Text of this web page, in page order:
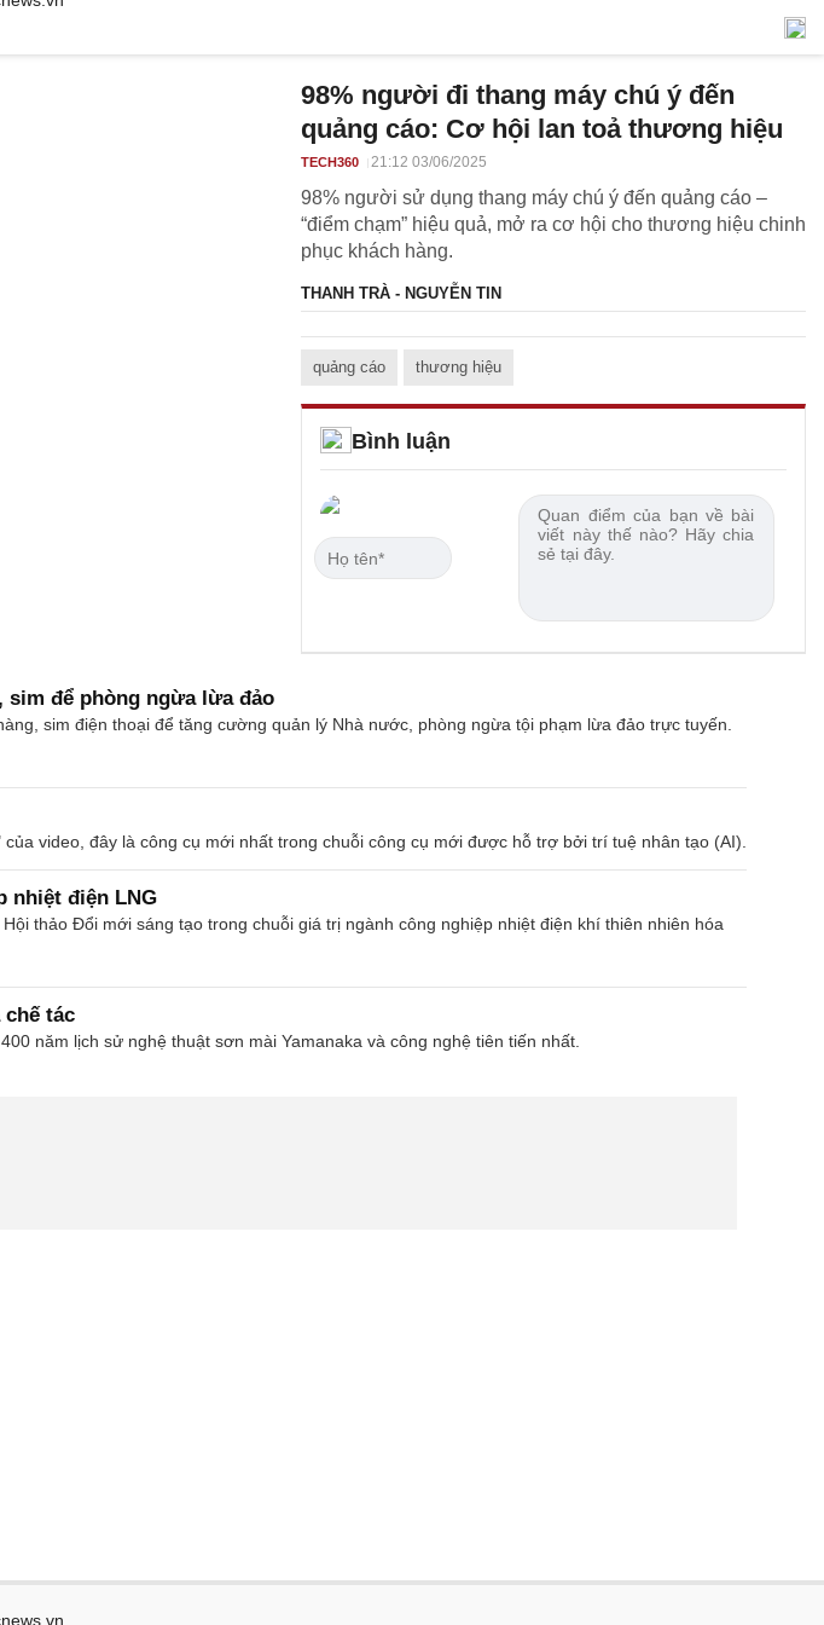
98% người đi thang máy chú ý đến
quảng cáo: Cơ hội lan toả thương hiệu
TECH360 21:12 03/06/2025
98% người sử dụng thang máy chú ý đến quảng cáo –
“điểm chạm” hiệu quả, mở ra cơ hội cho thương hiệu chinh
phục khách hàng.
THANH TRÀ - NGUYỄN TIN
quảng cáo thương hiệu
Bình luận
để phòng ngừa lừa đảo
sim điện thoại để tăng cường quản lý Nhà nước, phòng ngừa tội phạm lừa đảo trực tuyến.
video, đây là công cụ mới nhất trong chuỗi công cụ mới được hỗ trợ bởi trí tuệ nhân tạo (AI).
nhiệt điện LNG
thảo Đổi mới sáng tạo trong chuỗi giá trị ngành công nghiệp nhiệt điện khí thiên nhiên hóa
tác
năm lịch sử nghệ thuật sơn mài Yamanaka và công nghệ tiên tiến nhất.